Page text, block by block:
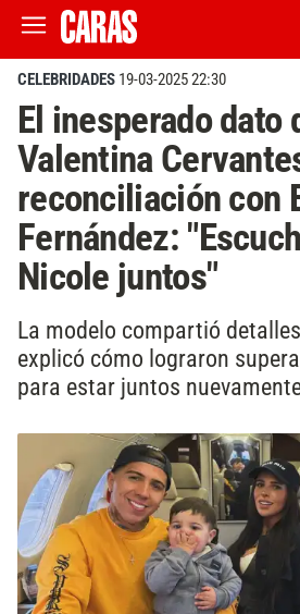
CELEBRIDADES 19-03-2025 22:30
El inesperado dato
Valentina
reconciliación con
Fernández:
Nicole juntos"
La modelo compartió
explicó cómo lograron
para estar juntos